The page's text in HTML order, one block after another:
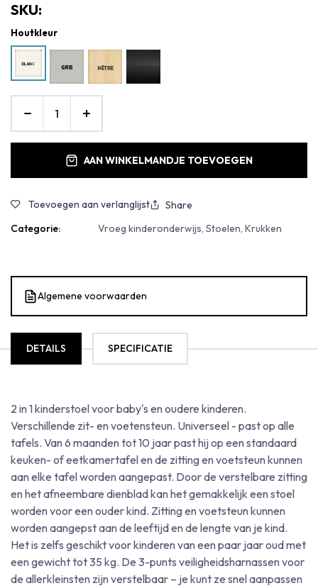
SKU:
Houtkleur
AAN WINKELMANDJE TOEVOEGEN
Toevoegen aan verlanglijst
Share
Categorie:
Vroeg kinderonderwijs, Stoelen, Krukken
Algemene voorwaarden
DETAILS SPECIFICATIE
2 in 1 kinderstoel voor baby's en oudere kinderen.
Verschillende zit- en voetensteun. Universeel - past op alle
tafels. Van 6 maanden tot 10 jaar past hij op een standaard
keuken- of eetkamertafel en de zitting en voetsteun kunnen
aan elke tafel worden aangepast. Door de verstelbare zitting
en het afneembare dienblad kan het gemakkelijk een stoel
worden voor een ouder kind. Zitting en voetsteun kunnen
worden aangepst aan de leeftijd en de lengte van je kind.
Het is zelfs geschikt voor kinderen van een paar jaar oud met
een gewicht tot 35 kg. De 3-punts veiligheidsharnassen voor
de allerkleinsten zijn verstelbaar – je kunt ze snel aanpassen